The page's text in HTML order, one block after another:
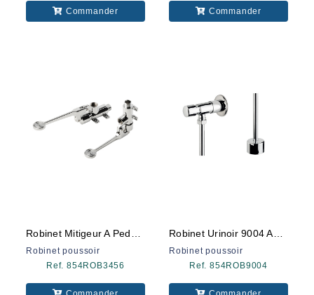
Commander Commander
Robinet poussoir
Ref. 854ROB3456
Robinet poussoir
Ref. 854ROB9004